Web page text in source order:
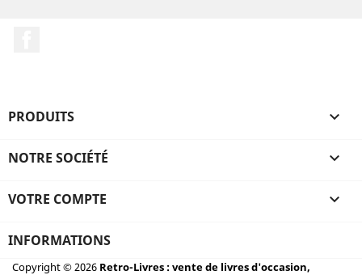
PRODUITS 
NOTRE SOCIÉTÉ 
VOTRE COMPTE 
INFORMATIONS
Copyright © 2026 Retro-Livres : vente de livres d'occasion,